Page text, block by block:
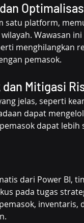
satu platform,
Wawasan
menghilangkan
pemasok.
Mitigasi
jelas, seperti
dapat
dapat lebih
dari Power BI,
pada tugas
inventaris,